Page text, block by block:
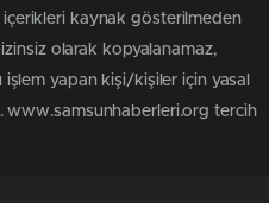
kaynak gösterilmeden
izinsiz olarak kopyalanamaz,
işlem yapan kişi/kişiler için yasal
www.samsunhaberleri.org tercih